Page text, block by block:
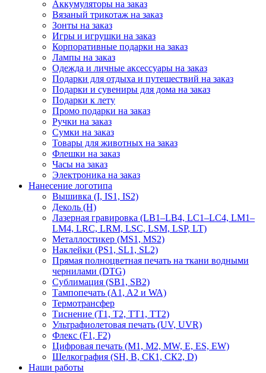
Аккумуляторы на заказ
Вязаный трикотаж на заказ
Зонты на заказ
Игры и игрушки на заказ
Корпоративные подарки на заказ
Лампы на заказ
Одежда и личные аксессуары на заказ
Подарки для отдыха и путешествий на заказ
Подарки и сувениры для дома на заказ
Подарки к лету
Промо подарки на заказ
Ручки на заказ
Сумки на заказ
Товары для животных на заказ
Флешки на заказ
Часы на заказ
Электроника на заказ
Нанесение логотипа
Вышивка (I, IS1, IS2)
Деколь (H)
Лазерная гравировка (LB1–LB4, LC1–LC4, LM1–
LM4, LRC, LRM, LSC, LSM, LSP, LT)
Металлостикер (MS1, MS2)
Наклейки (PS1, SL1, SL2)
Прямая полноцветная печать на ткани водными
чернилами (DTG)
Сублимация (SB1, SB2)
Тампопечать (A1, A2 и WA)
Термотрансфер
Тиснение (Т1, Т2, ТT1, ТT2)
Ультрафиолетовая печать (UV, UVR)
Флекс (F1, F2)
Цифровая печать (M1, M2, MW, E, ES, EW)
Шелкография (SH, В, СК1, СК2, D)
Наши работы